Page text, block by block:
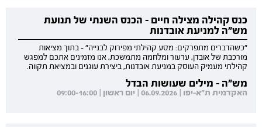
כנס קהילה מצילה חיים - הכנס השנתי של תנועת
מש"ה למניעת אובדנות
"כשהדברים מתפרקים: מסע קהילתי מפירוק לבנייה" - בתוך מציאות
מורכבת של אובדן, ערעור ומלחמה מתמשכת, אנו מזמינים אתכם למפגש
קהילתי מעמיק העוסק במניעת אובדנות, ביצירת עוגנים ובמציאת תקווה.
מש"ה - מילים שעושות הבדל
האקדמית ת"א-יפו | 06.09.2026 | יום ראשון | 09:00-16:00